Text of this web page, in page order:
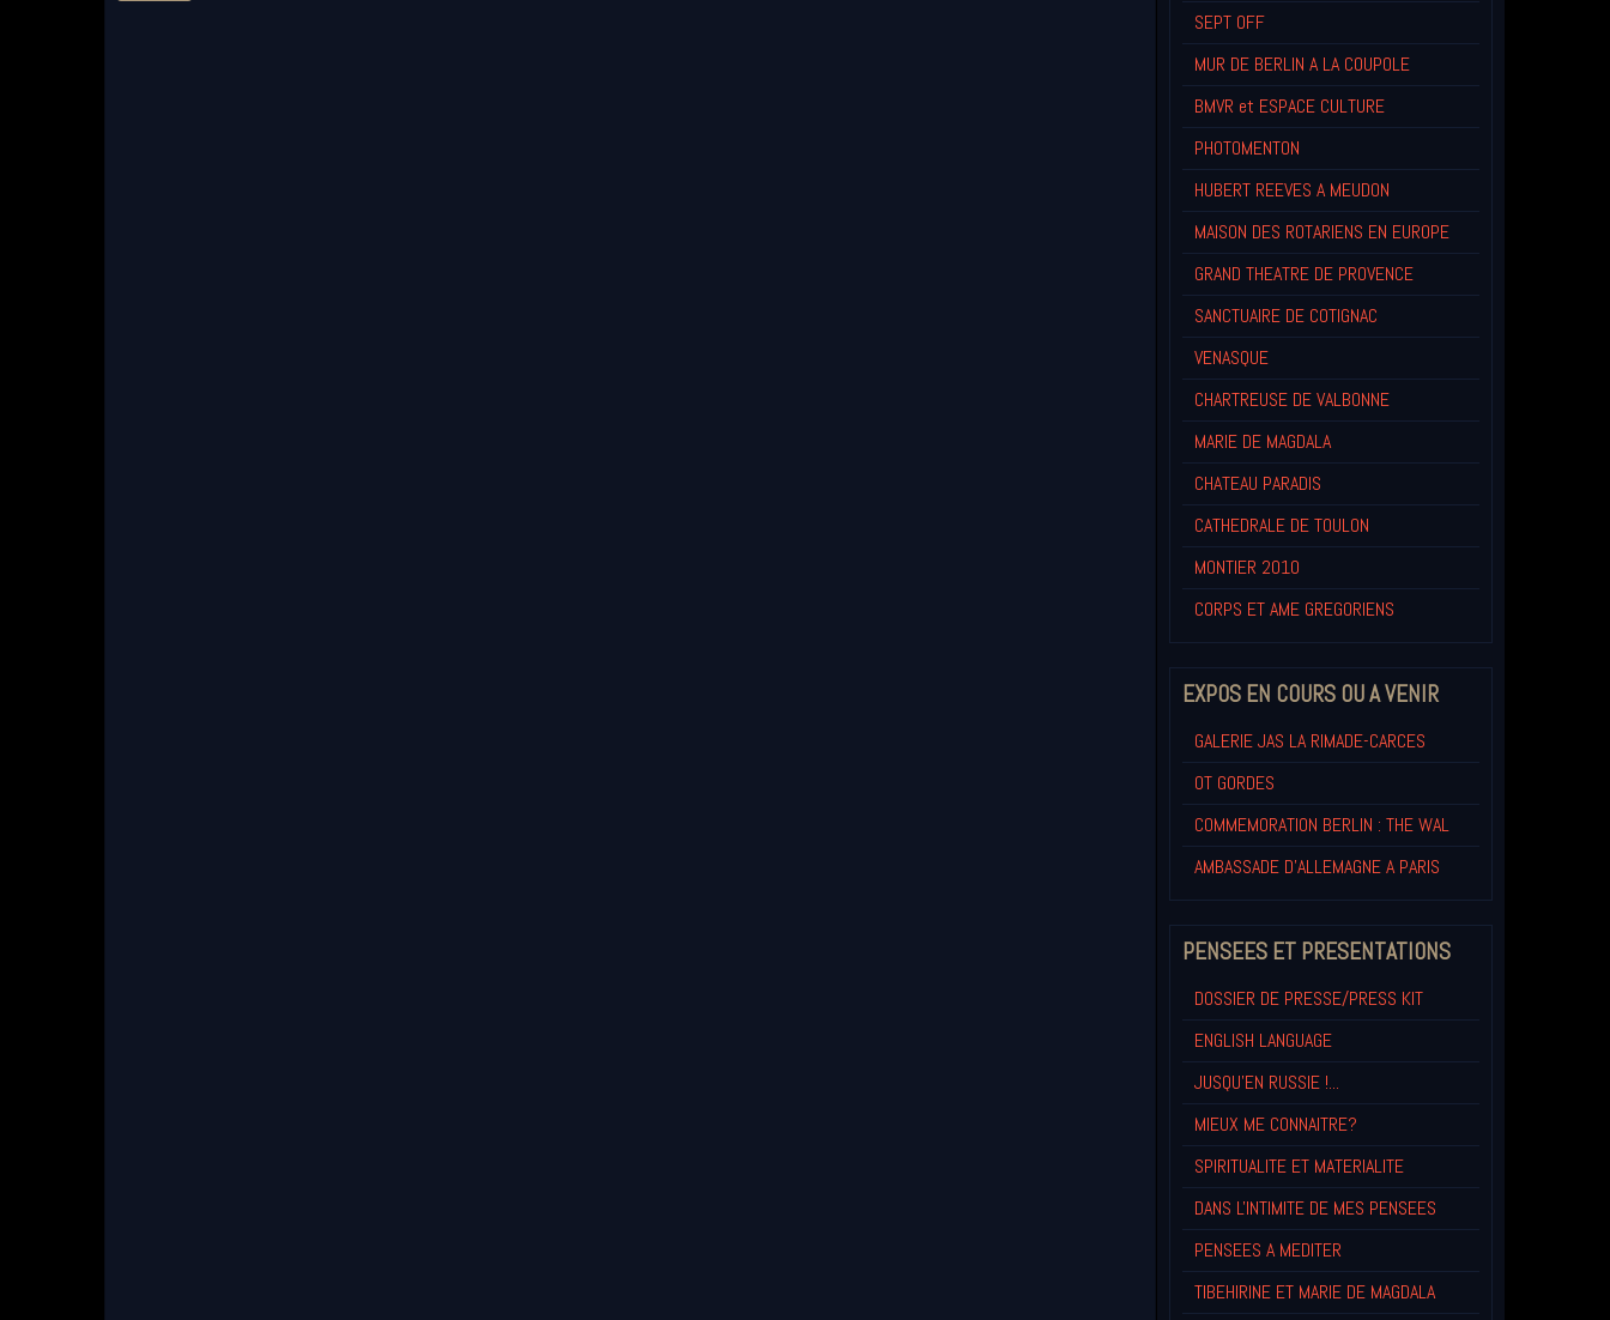
SEPT OFF
MUR DE BERLIN A LA COUPOLE
BMVR et ESPACE CULTURE
PHOTOMENTON
HUBERT REEVES A MEUDON
MAISON DES ROTARIENS EN EUROPE
GRAND THEATRE DE PROVENCE
SANCTUAIRE DE COTIGNAC
VENASQUE
CHARTREUSE DE VALBONNE
MARIE DE MAGDALA
CHATEAU PARADIS
CATHEDRALE DE TOULON
MONTIER 2010
CORPS ET AME GREGORIENS
EXPOS EN COURS OU A VENIR
GALERIE JAS LA RIMADE-CARCES
OT GORDES
COMMEMORATION BERLIN : THE WAL
AMBASSADE D'ALLEMAGNE A PARIS
PENSEES ET PRESENTATIONS
DOSSIER DE PRESSE/PRESS KIT
ENGLISH LANGUAGE
JUSQU'EN RUSSIE !...
MIEUX ME CONNAITRE?
SPIRITUALITE ET MATERIALITE
DANS L'INTIMITE DE MES PENSEES
PENSEES A MEDITER
TIBEHIRINE ET MARIE DE MAGDALA